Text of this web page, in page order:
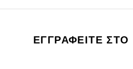
ΕΓΓΡΑΦΕΙΤΕ ΣΤΟ